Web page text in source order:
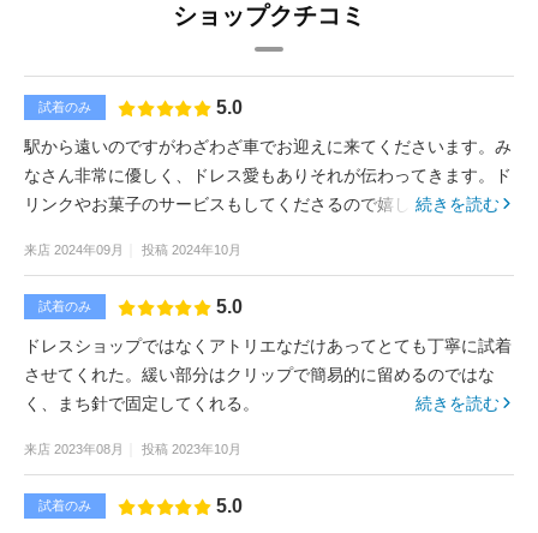
ショップクチコミ
試着のみ 5.0
駅から遠いのですがわざわざ車でお迎えに来てくださいます。み
なさん非常に優しく、ドレス愛もありそれが伝わってきます。ド
リンクやお菓子のサービスもしてくださるので嬉しかったです。
続きを読む
来店 2024年09月 投稿 2024年10月
試着のみ 5.0
ドレスショップではなくアトリエなだけあってとても丁寧に試着
させてくれた。緩い部分はクリップで簡易的に留めるのではな
く、まち針で固定してくれる。
続きを読む
来店 2023年08月 投稿 2023年10月
試着のみ 5.0